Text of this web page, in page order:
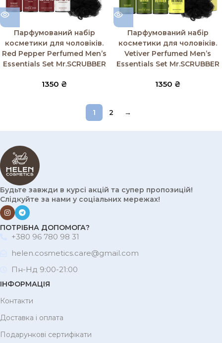
Парфумований набір
косметики для чоловіків.
Red Pepper Perfumed Men’s
Essentials Set Mr.SCRUBBER
1350 ₴
Парфумований набір
косметики для чоловіків.
Vetiver Perfumed Men’s
Essentials Set Mr.SCRUBBER
1350 ₴
1 2 →
Будьте завжди в курсі акцій та супер пропозицій!
Слідкуйте за нами у соціальних мережах!
ПОТРІБНА ДОПОМОГА?
+380 96 780 98 31
helen.cosmetics.care@gmail.com
Пн-Нд 9:00-21:00
ІНФОРМАЦІЯ
Контакти
Доставка і оплата
Подарункові сертифікати